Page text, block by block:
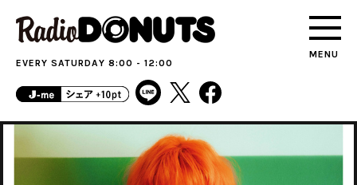
MENU
EVERY SATURDAY 8:00 - 12:00